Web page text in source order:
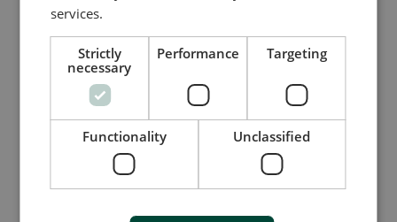
Proteção em dois níveis contra falhas
de aterramento
Filtro integrado para 3ª harmônica
LED de indicação de condição de falha
Compare product
services.
Strictly
necessary
Performance Targeting
Functionality Unclassified